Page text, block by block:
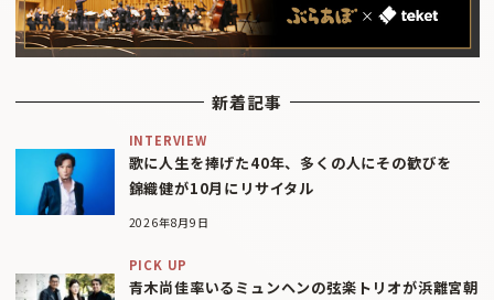
新着記事
INTERVIEW
歌に人生を捧げた40年、多くの人にその歓びを
錦織健が10月にリサイタル
2026年8月9日
PICK UP
青木尚佳率いるミュンヘンの弦楽トリオが浜離宮朝